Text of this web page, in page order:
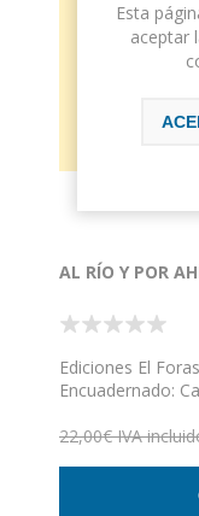
AL RÍO Y POR
Ediciones El
Encuadernado:
22,00€ IVA
Esta
aceptar